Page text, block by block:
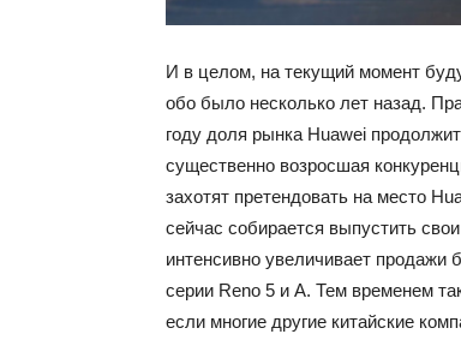
И в целом, на текущий момент
обо было несколько лет назад.
году доля рынка Huawei
существенно возросшая
захотят претендовать на место
сейчас собирается выпустить
интенсивно увеличивает продажи
серии Reno 5 и A. Тем временем
если многие другие китайские